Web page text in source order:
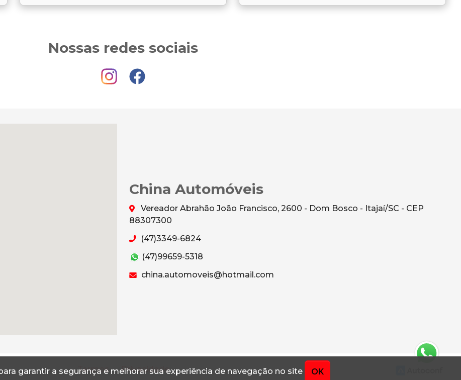
garantir a segurança e melhorar sua experiência de navegação no site OK
Nossas redes sociais
China Automóveis
Vereador Abrahão João Francisco, 2600 - Dom Bosco - Itajaí/SC - CEP
88307300
(47)3349-6824
(47)99659-5318
china.automoveis@hotmail.com
Termos Privacidade